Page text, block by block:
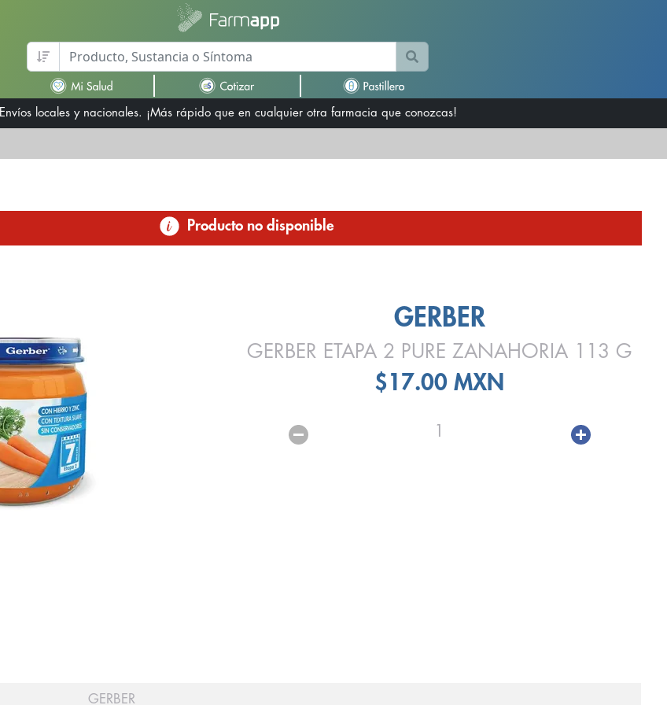
Envíos locales y nacionales. ¡Más rápido que en cualquier otra farmacia que conozcas!
Producto no disponible
GERBER
GERBER ETAPA 2 PURE ZANAHORIA 113 G
$17.00 MXN
1
GERBER